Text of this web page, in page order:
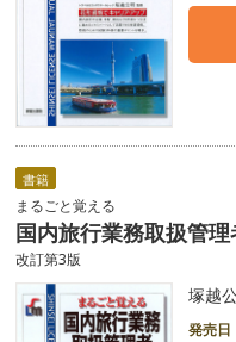
書籍
まるごと覚える
国内旅行業務取扱管
改訂第3版
塚越
発売日